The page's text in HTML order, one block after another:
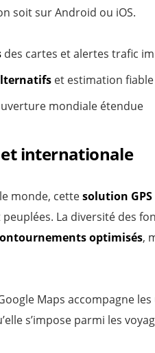
soit sur Android ou iOS.
des cartes et alertes trafic
et estimation fiable
mondiale étendue
internationale
monde, cettesolution GPS
La diversité des
optimisés,
Maps accompagne
s’impose parmi les